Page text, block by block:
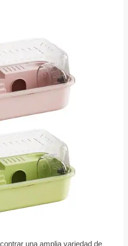
una amplia variedad de